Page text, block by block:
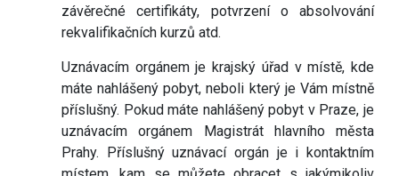
závěrečné certifikáty, potvrzení o absolvování
rekvalifikačních kurzů atd.
Uznávacím orgánem je krajský úřad v místě, kde
máte nahlášený pobyt, neboli který je Vám místně
příslušný. Pokud máte nahlášený pobyt v Praze, je
uznávacím orgánem Magistrát hlavního města
Prahy. Příslušný uznávací orgán je i kontaktním